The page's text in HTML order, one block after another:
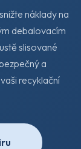
náklady na
debalovacím
slisované
a
recyklační